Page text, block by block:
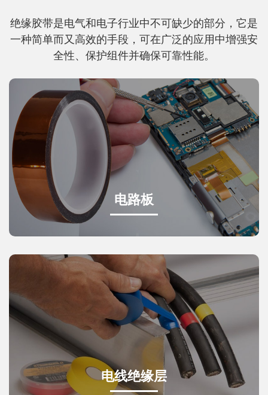
绝缘胶带是电气和电子行业中不可缺少的部分，它是
一种简单而又高效的手段，可在广泛的应用中增强安
全性、保护组件并确保可靠性能。
电路板
电线绝缘层